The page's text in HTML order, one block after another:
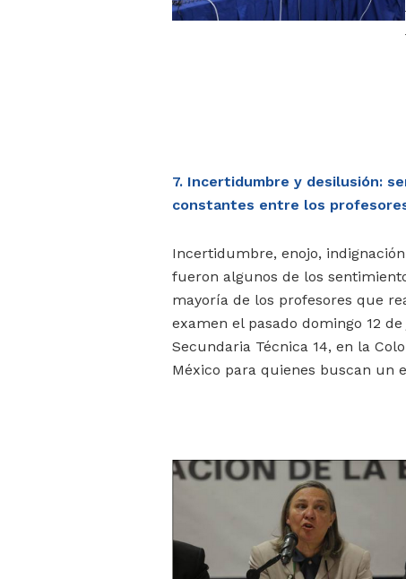
7. Incertidumbre y desilusión:
constantes entre los
Incertidumbre, enojo,
fueron algunos de los
mayoría de los profesores que
examen el pasado domingo 12
Secundaria Técnica 14, en la
México para quienes buscan un